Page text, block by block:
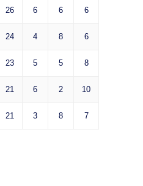
26 6 6 6
24 4 8 6
23 5 5 8
21 6 2 10
21 3 8 7